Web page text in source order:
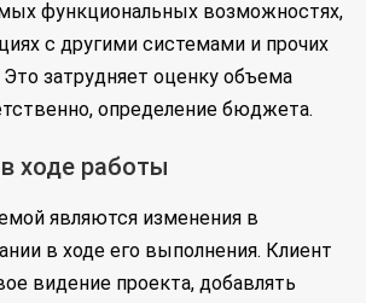
функциональных возможностях,
с другими системами и прочих
Это затрудняет оценку объема
определение бюджета.
ходе работы
являются изменения в
в ходе его выполнения. Клиент
видение проекта, добавлять